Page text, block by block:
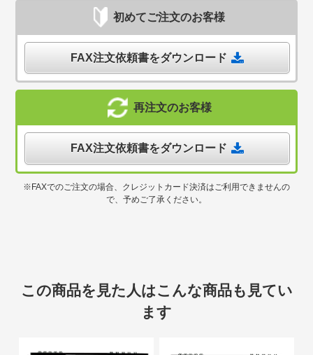
初めてご注文のお客様
FAX注文依頼書をダウンロード
再注文のお客様
FAX注文依頼書をダウンロード
※FAXでのご注文の場合、クレジットカード決済はご利用できませんの
で、予めご了承ください。
この商品を見た人はこんな商品も見てい
ます